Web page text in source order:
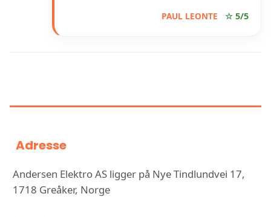
PAUL LEONTE ☆ 5/5
Adresse
Andersen Elektro AS ligger på Nye Tindlundvei 17,
1718 Greåker, Norge